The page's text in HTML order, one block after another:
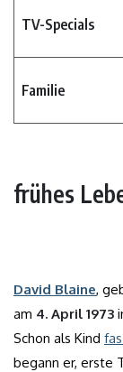
TV-Specials
Familie
frühes
David Blaine,
am 4. April 1973
Schon als Kind
begann er, erste